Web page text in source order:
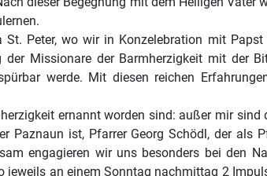
Peter, wo wir in Konzelebration mit Papst
Missionare der Barmherzigkeit mit der
werde. Mit diesen reichen
ernannt worden sind: außer mir sind
Paznaun ist, Pfarrer Georg Schödl, der als
engagieren wir uns besonders bei den
an einem Sonntag nachmittag 2